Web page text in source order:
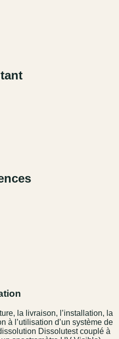
la livraison, l’installation, la
à l’utilisation d’un système de
Dissolutest couplé à